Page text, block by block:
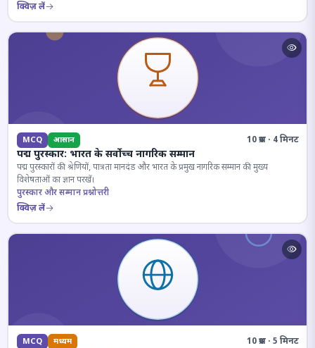
क्विज़ लें
MCQ आसान 10 प्रश्न · 4 मिनट
पद्म पुरस्कार: भारत के सर्वोच्च नागरिक सम्मान
पद्म पुरस्कारों की श्रेणियों, पात्रता मानदंड और भारत के प्रमुख नागरिक सम्मान की मुख्य
विशेषताओं का ज्ञान परखें।
पुरस्कार और सम्मान प्रश्नोत्तरी
क्विज़ लें
MCQ मध्यम 10 प्रश्न · 5 मिनट